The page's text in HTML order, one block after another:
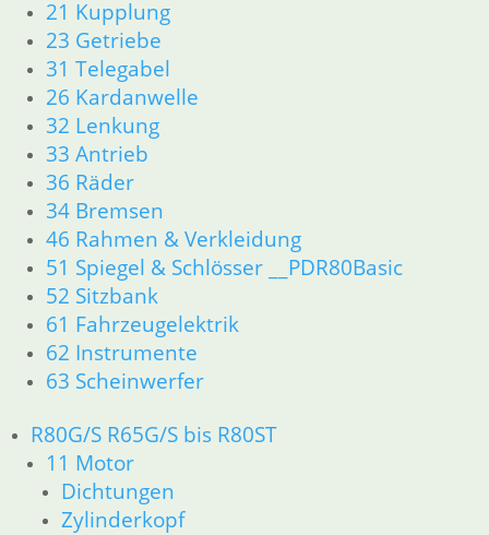
21 Kupplung
23 Getriebe
31 Telegabel
26 Kardanwelle
32 Lenkung
33 Antrieb
36 Räder
34 Bremsen
46 Rahmen & Verkleidung
51 Spiegel & Schlösser __PDR80Basic
52 Sitzbank
61 Fahrzeugelektrik
62 Instrumente
63 Scheinwerfer
R80G/S R65G/S bis R80ST
11 Motor
Dichtungen
Zylinderkopf